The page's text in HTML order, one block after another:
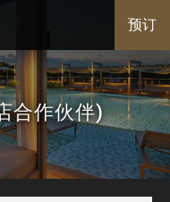
预订
合作伙伴)